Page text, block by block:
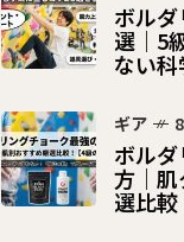
ボル
選｜5
ない
ギア
ボル
方｜
選比較